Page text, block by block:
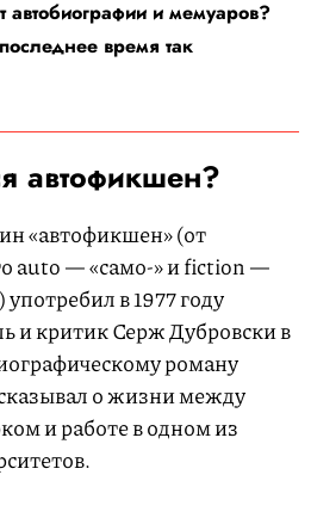
автобиографии и мемуаров?
время так
автофикшен?
«автофикшен» (от
auto — «само-» и fiction —
в 1977 году
и критик Серж Дубровски в
роману
о жизни между
и работе в одном из